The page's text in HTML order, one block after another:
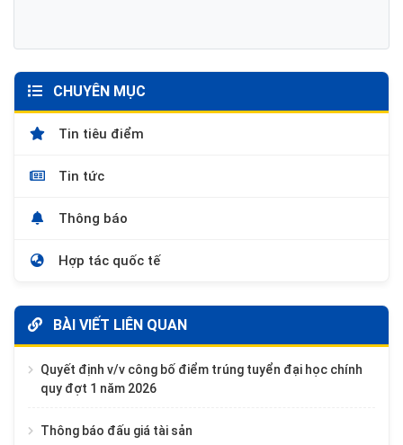
CHUYÊN MỤC
Tin tiêu điểm
Tin tức
Thông báo
Hợp tác quốc tế
BÀI VIẾT LIÊN QUAN
Quyết định v/v công bố điểm trúng tuyển đại học chính
quy đợt 1 năm 2026
Thông báo đấu giá tài sản